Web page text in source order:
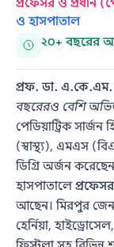
প্রফেসর ও প্রধান
ও হাসপাতাল
২০+ বছরের
প্রফ. ডা. এ.কে.এম.
বছরেরও বেশি
পেডিয়াট্রিক
(স্বাস্থ্য), এমএস
ডিগ্রি অর্জন
হাসপাতালেপ্রফেসর
আছেন। মিরপুর
হের্নিয়া,